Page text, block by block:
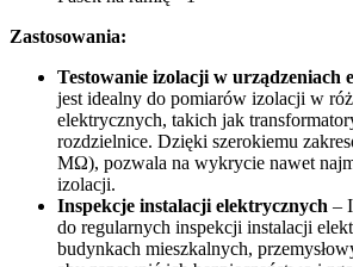
Zastosowania:
Testowanie izolacji w urządzeniach
jest idealny do pomiarów izolacji w
elektrycznych, takich jak
rozdzielnice. Dzięki szerokiemu
MΩ), pozwala na wykrycie nawet
izolacji.
Inspekcje instalacji elektrycznych –
do regularnych inspekcji instalacji
budynkach mieszkalnych,